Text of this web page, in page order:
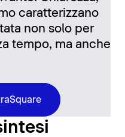
caratterizzano
non solo per
tempo, ma anche